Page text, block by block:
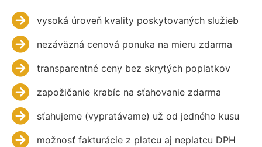
vysoká úroveň kvality poskytovaných služieb
nezáväzná cenová ponuka na mieru zdarma
transparentné ceny bez skrytých poplatkov
zapožičanie krabíc na sťahovanie zdarma
sťahujeme (vypratávame) už od jedného kusu
možnosť fakturácie z platcu aj neplatcu DPH